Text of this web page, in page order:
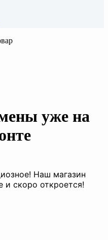
уже на
Наш магазин
и скоро откроется!